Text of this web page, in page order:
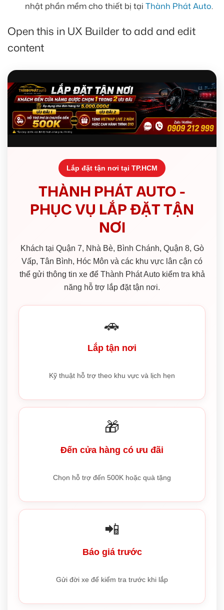
nhật phần mềm cho thiết bị tại Thành Phát Auto.
Open this in UX Builder to add and edit
content
Lắp đặt tận nơi tại TP.HCM
THÀNH PHÁT AUTO -
PHỤC VỤ LẮP ĐẶT TẬN
NƠI
Khách tại Quận 7, Nhà Bè, Bình Chánh, Quận 8, Gò
Vấp, Tân Bình, Hóc Môn và các khu vực lân cận có
thể gửi thông tin xe để Thành Phát Auto kiểm tra khả
năng hỗ trợ lắp đặt tận nơi.
🚗
Lắp tận nơi
Kỹ thuật hỗ trợ theo khu vực và lịch hẹn
🎁
Đến cửa hàng có ưu đãi
Chọn hỗ trợ đến 500K hoặc quà tặng
📲
Báo giá trước
Gửi đời xe để kiểm tra trước khi lắp